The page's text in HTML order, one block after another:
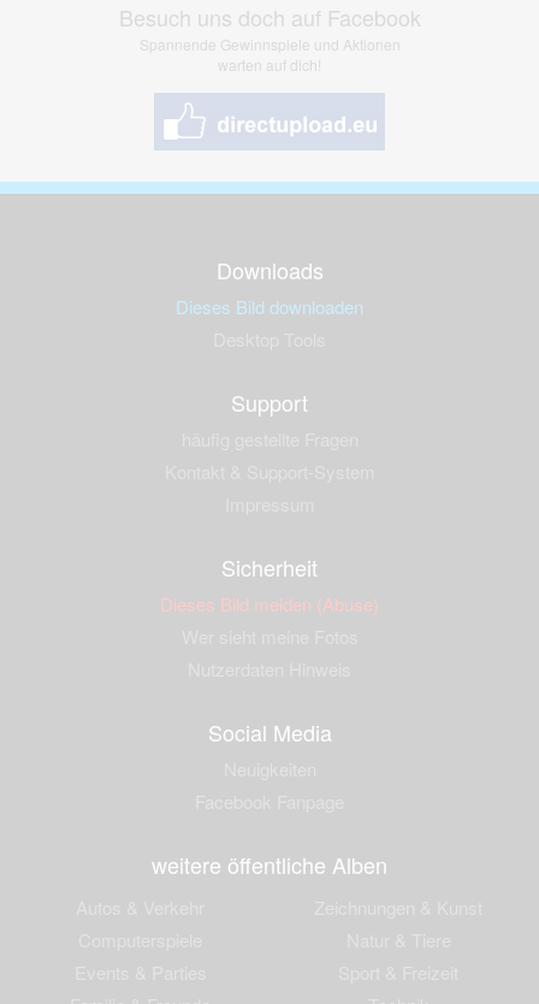
Besuch uns doch auf Facebook
Spannende Gewinnspiele und Aktionen
warten auf dich!
Downloads
Dieses Bild downloaden
Support
Sicherheit
Dieses Bild melden (Abuse)
Social Media
weitere öffentliche Alben